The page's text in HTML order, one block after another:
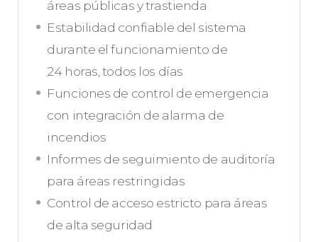
áreas públicas y trastienda
Estabilidad confiable del sistema
durante el funcionamiento de
24 horas, todos los días
Funciones de control de emergencia
con integración de alarma de
incendios
Informes de seguimiento de auditoría
para áreas restringidas
Control de acceso estricto para áreas
de alta seguridad